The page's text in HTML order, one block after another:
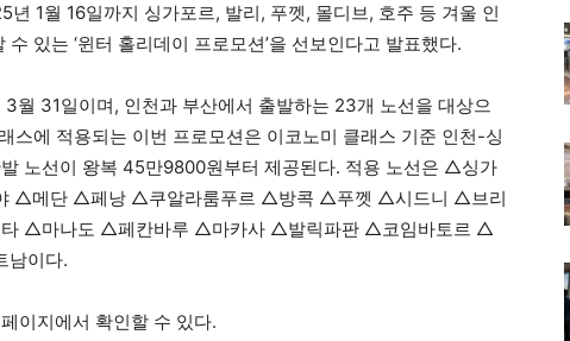
1월 16일까지 싱가포르, 발리, 푸껫, 몰디브, 호주 등 겨울 인
있는 ‘윈터 홀리데이 프로모션’을 선보인다고 발표했다.
월 31일이며, 인천과 부산에서 출발하는 23개 노선을 대상으
스에 적용되는 이번 프로모션은 이코노미 클래스 기준 인천-싱
노선이 왕복 45만9800원부터 제공된다. 적용 노선은 △싱가
△메단 △페낭 △쿠알라룸푸르 △방콕 △푸껫 △시드니 △브리
△마나도 △페칸바루 △마카사 △발릭파판 △코임바토르 △
남이다.
이지에서 확인할 수 있다.